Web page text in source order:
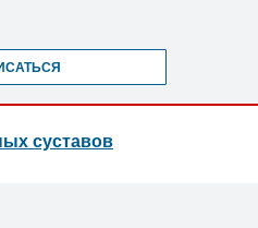
суставов